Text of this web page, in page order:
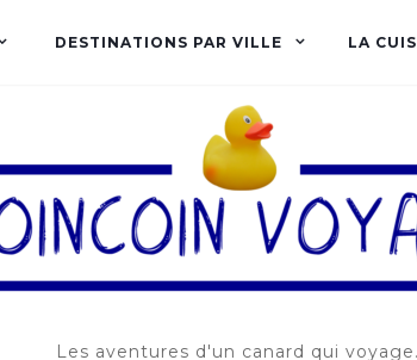
DESTINATIONS PAR VILLE LA
Les aventures d'un canard qui voyage.